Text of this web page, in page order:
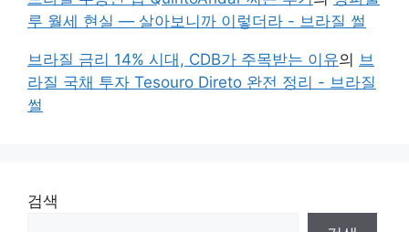
루 월세 현실 — 살아보니까 이렇더라 - 브라질 썰
브라질 금리 14% 시대, CDB가 주목받는 이유의 브
라질 국채 투자 Tesouro Direto 완전 정리 - 브라질
썰
검색